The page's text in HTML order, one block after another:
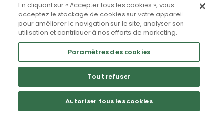
Partager sur Facebook
Mentions légales CGU Politique de confidentialité
En cliquant sur « Accepter tous les cookies », vous
acceptez le stockage de cookies sur votre appareil
pour améliorer la navigation sur le site, analyser son
utilisation et contribuer à nos efforts de marketing.
Paramètres des cookies
Tout refuser
Autoriser tous les cookies